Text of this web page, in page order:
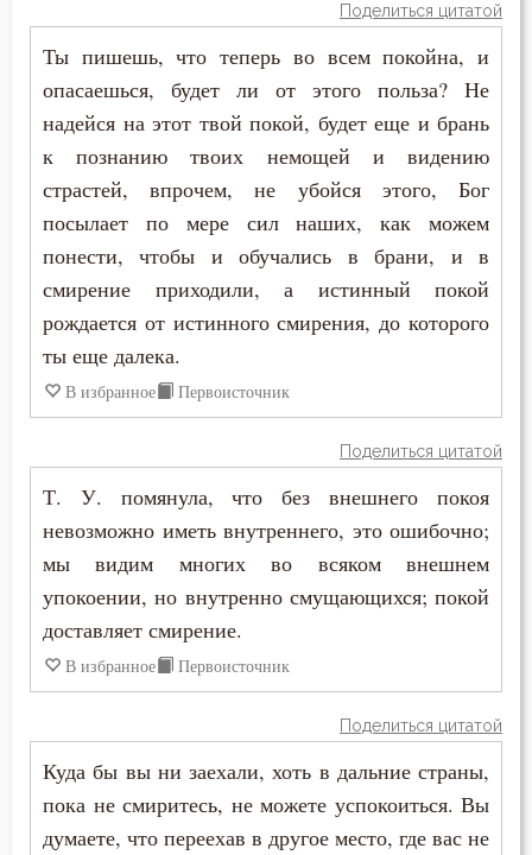
Родители
Ропот
Самолюбие
Самомнение
Свобода
Свобода воли
Святость
Священное Писание
Сердце
Слава
Смертная память
Смерть
Фалассий Ливийский
Феогност
Феодор Студит
Феодор Эдесский
Феодорит Кирский
Феолипт Филадельфийский
Феофан Затворник
Феофилакт Болгарский
Филарет Московский (Дроздов)
Филофей Синайский
Поделиться цитатой
Ты пишешь, что теперь во всем покойна, и
опасаешься, будет ли от этого польза? Не
надейся на этот твой покой, будет еще и брань
к познанию твоих немощей и видению
страстей, впрочем, не убойся этого, Бог
посылает по мере сил наших, как можем
понести, чтобы и обучались в брани, и в
смирение приходили, а истинный покой
рождается от истинного смирения, до которого
ты еще далека.
В избранное Первоисточник
Поделиться цитатой
Т. У. помянула, что без внешнего покоя
невозможно иметь внутреннего, это ошибочно;
мы видим многих во всяком внешнем
упокоении, но внутренно смущающихся; покой
доставляет смирение.
В избранное Первоисточник
Поделиться цитатой
Куда бы вы ни заехали, хоть в дальние страны,
пока не смиритесь, не можете успокоиться. Вы
думаете, что переехав в другое место, где вас не